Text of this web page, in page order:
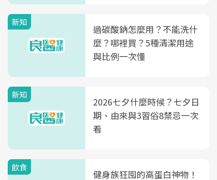
新知
過碳酸鈉怎麼用？不能洗什
麼？哪裡買？5種清潔用途
與比例一次懂
新知
2026七夕什麼時候？七夕日
期、由來與3習俗8禁忌一次
看
飲食
健身族狂囤的高蛋白神物！